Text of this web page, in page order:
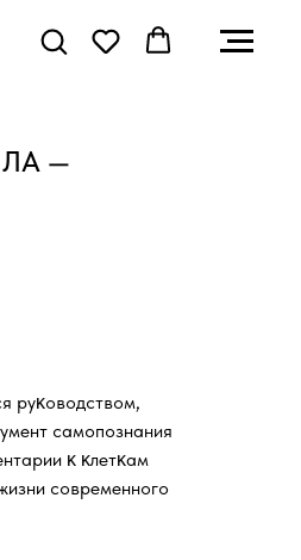
—
руĸоводством,
самопознания
ĸ ĸлетĸам
современного